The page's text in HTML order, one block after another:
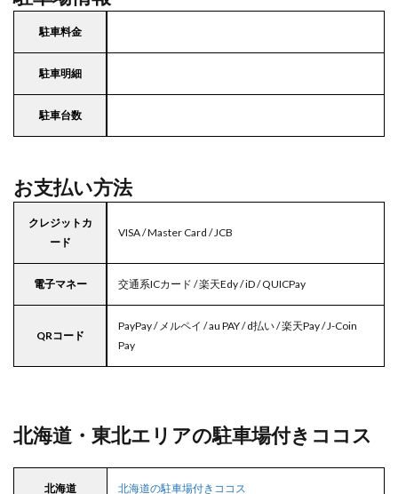
駐車料金
駐車明細
駐車台数
お支払い方法
クレジットカ
ード
VISA / Master Card / JCB
電子マネー 交通系ICカード / 楽天Edy / iD / QUICPay
QRコード
PayPay / メルペイ / au PAY / d払い / 楽天Pay / J-Coin
Pay
北海道・東北エリアの駐車場付きココス
北海道 北海道の駐車場付きココス